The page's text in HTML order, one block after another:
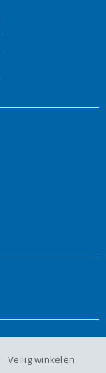
Veilig winkelen